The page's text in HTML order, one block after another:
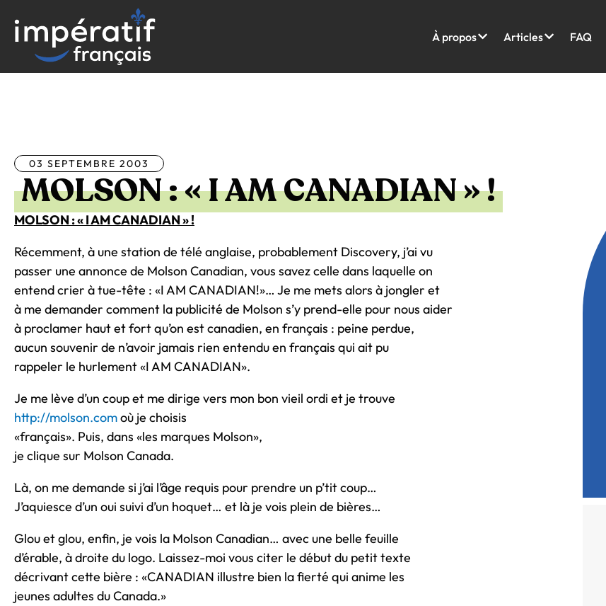
contenu
À propos Articles FAQ
03 SEPTEMBRE 2003
MOLSON : « I AM CANADIAN » !
MOLSON : « I AM CANADIAN » !
Récemment, à une station de télé anglaise, probablement Discovery, j’ai vu
passer une annonce de Molson Canadian, vous savez celle dans laquelle on
entend crier à tue-tête : «I AM CANADIAN!»… Je me mets alors à jongler et
à me demander comment la publicité de Molson s’y prend-elle pour nous aider
à proclamer haut et fort qu’on est canadien, en français : peine perdue,
aucun souvenir de n’avoir jamais rien entendu en français qui ait pu
rappeler le hurlement «I AM CANADIAN».
Je me lève d’un coup et me dirige vers mon bon vieil ordi et je trouve
http://molson.comoù je choisis
«français». Puis, dans «les marques Molson»,
je clique sur Molson Canada.
Là, on me demande si j’ai l’âge requis pour prendre un p’tit coup…
J’aquiesce d’un oui suivi d’un hoquet… et là je vois plein de bières…
Glou et glou, enfin, je vois la Molson Canadian… avec une belle feuille
d’érable, à droite du logo. Laissez-moi vous citer le début du petit texte
décrivant cette bière : «CANADIAN illustre bien la fierté qui anime les
jeunes adultes du Canada.»